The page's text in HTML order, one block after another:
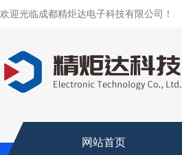
欢迎光临成都精炬达电子科技有限公司！
网站首页